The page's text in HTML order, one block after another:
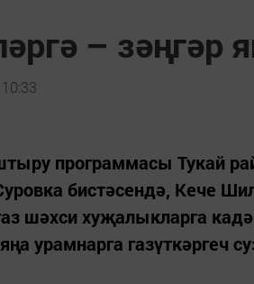
– зәңгәр
программасы Тукай
бистәсендә, Кече
шәхси хуҗалыкларга
урамнарга газүткәргеч